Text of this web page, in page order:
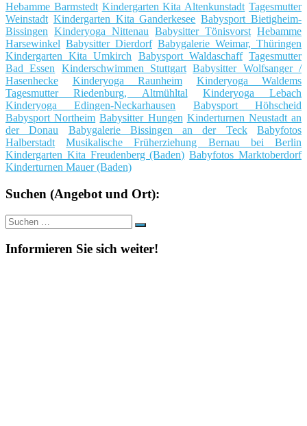
Hebamme Barmstedt Kindergarten Kita Altenkunstadt Tagesmutter
Weinstadt Kindergarten Kita Ganderkesee Babysport Bietigheim-
Bissingen Kinderyoga Nittenau Babysitter Tönisvorst Hebamme
Harsewinkel Babysitter Dierdorf Babygalerie Weimar, Thüringen
Kindergarten Kita Umkirch
Babysport Waldaschaff Tagesmutter
Bad Essen
Kinderschwimmen Stuttgart Babysitter Wolfsanger /
Hasenhecke
Kinderyoga Raunheim
Kinderyoga Waldems
Tagesmutter Riedenburg, Altmühltal
Kinderyoga Lebach
Kinderyoga Edingen-Neckarhausen
Babysport Höhscheid
Babysport Northeim Babysitter Hungen Kinderturnen Neustadt an
der Donau
Babygalerie Bissingen an der Teck
Babyfotos
Halberstadt
Musikalische Früherziehung Bernau bei Berlin
Kindergarten Kita Freudenberg (Baden) Babyfotos Marktoberdorf
Kinderturnen Mauer (Baden)
Suchen (Angebot und Ort):
Suche
nach:
Suchen
Informieren Sie sich weiter!